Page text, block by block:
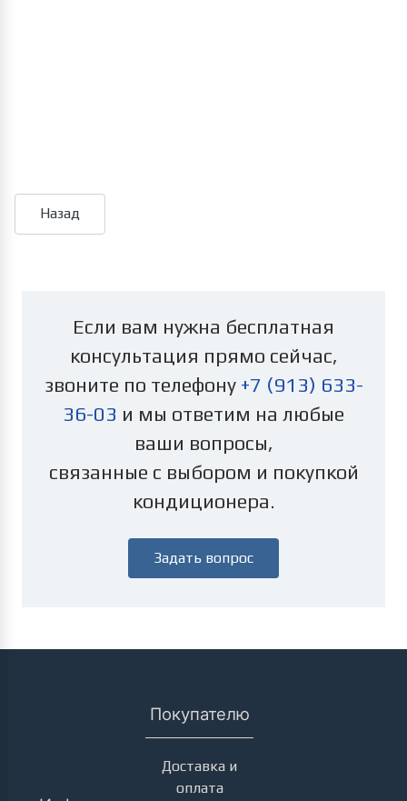
Если вам нужна бесплатная
консультация прямо сейчас,
звоните по телефону +7 (913) 633-
36-03 и мы ответим на любые
ваши вопросы,
связанные с выбором и покупкой
кондиционера.
Задать вопрос
Покупателю
Доставка и
оплата